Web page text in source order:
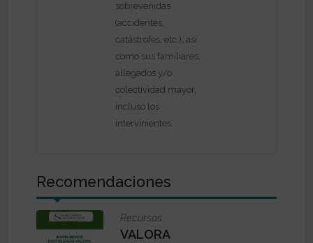
sobrevenidas
(accidentes,
catástrofes, etc.), así
como sus familiares,
allegados y/o
colectividad mayor,
incluso los
intervinientes.
Recomendaciones
Recursos
VALORA